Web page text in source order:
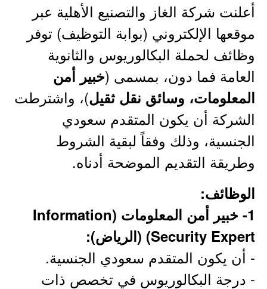
أعلنت شركة الغاز والتصنيع الأهلية عبر
موقعها الإلكتروني (بوابة التوظيف) توفر
وظائف لحملة البكالوريوس والثانوية
العامة فما دون، بمسمى (خبير أمن
المعلومات، وسائق نقل ثقيل)، واشترطت
الشركة أن يكون المتقدم سعودي
الجنسية، وذلك وفقاً لبقية الشروط
وطريقة التقديم الموضحة أدناه.
الوظائف:
1- خبير أمن المعلومات (Information
Security Expert) (الرياض):
- أن يكون المتقدم سعودي الجنسية.
- درجة البكالوريوس في تخصص ذات